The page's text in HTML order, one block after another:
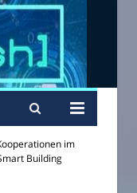
im
Building